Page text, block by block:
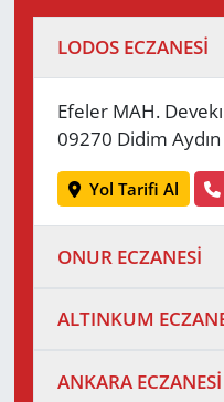
LODOS ECZANESİ
Efeler MAH.
09270 Didim Aydın
Yol Tarifi Al
ONUR ECZANESİ
ALTINKUM
ANKARA ECZANESİ